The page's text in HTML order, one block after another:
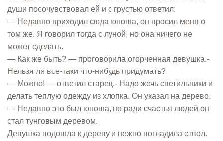
души посочувствовал ей и с грустью ответил:
— Недавно приходил сюда юноша, он просил меня о
том же. Я говорил тогда с луной, но она ничего не
может сделать.
— Как же быть? — проговорила огорченная девушка.-
Нельзя ли все-таки что-нибудь придумать?
— Можно! — ответил старец.- Надо жечь светильники и
делать теплую одежду из хлопка. Он указал на дерево.
— Недавно это был юноша, но ради счастья людей он
стал тунговым деревом.
Девушка подошла к дереву и нежно погладила ствол.